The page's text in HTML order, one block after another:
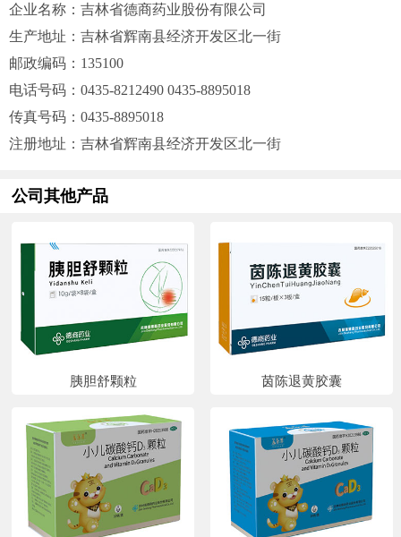
企业名称：吉林省德商药业股份有限公司
生产地址：吉林省辉南县经济开发区北一街
邮政编码：135100
电话号码：0435-8212490 0435-8895018
传真号码：0435-8895018
注册地址：吉林省辉南县经济开发区北一街
公司其他产品
胰胆舒颗粒 茵陈退黄胶囊